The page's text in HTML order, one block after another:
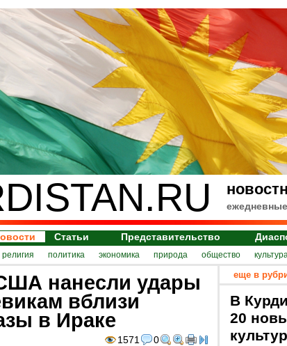
Статьи Представительство
религия политика экономика природа общество
нанесли удары
вблизи
в Ираке
1571 0
еще в
В
20
культур